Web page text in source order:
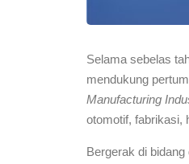
Selama sebelas
mendukung
Manufacturing
otomotif, fabrikasi,
Bergerak di